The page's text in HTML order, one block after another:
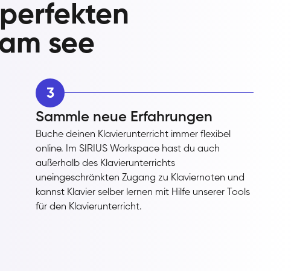
see
3
Sammle neue Erfahrungen
Buche deinen Klavierunterricht immer flexibel
online. Im SIRIUS Workspace hast du auch
außerhalb des Klavierunterrichts
uneingeschränkten Zugang zu Klaviernoten und
kannst Klavier selber lernen mit Hilfe unserer Tools
für den Klavierunterricht.